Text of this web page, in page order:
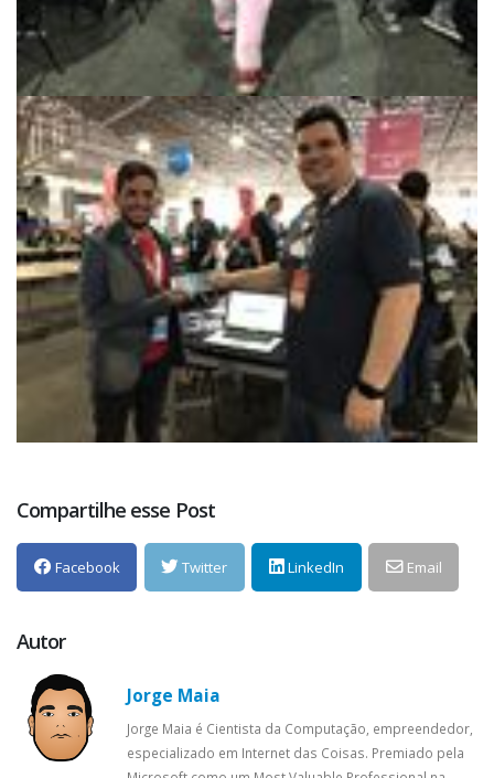
Compartilhe esse Post
Facebook Twitter LinkedIn Email
Autor
Jorge Maia
Jorge Maia é Cientista da Computação, empreendedor,
especializado em Internet das Coisas. Premiado pela